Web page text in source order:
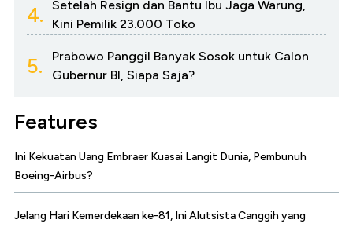
4.
Setelah Resign dan Bantu Ibu Jaga Warung,
Kini Pemilik 23.000 Toko
5.
Prabowo Panggil Banyak Sosok untuk Calon
Gubernur BI, Siapa Saja?
Features
Ini Kekuatan Uang Embraer Kuasai Langit Dunia, Pembunuh
Boeing-Airbus?
Jelang Hari Kemerdekaan ke-81, Ini Alutsista Canggih yang